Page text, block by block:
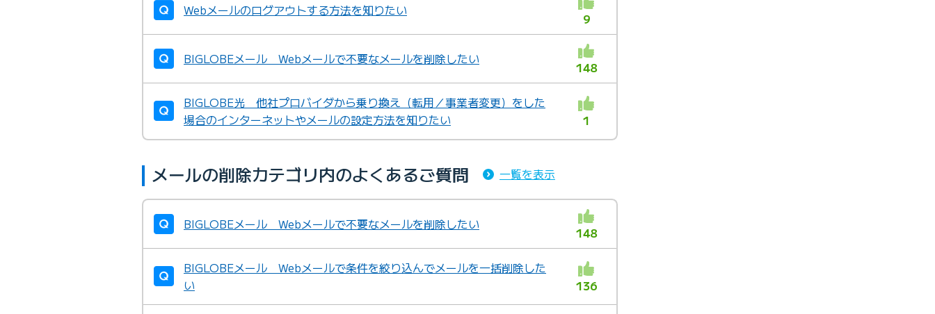
Webメールのログアウトする方法を知りたい
9
BIGLOBEメール Webメールで不要なメールを削除したい
148
BIGLOBE光 他社プロバイダから乗り換え（転用／事業者変更）をした
場合のインターネットやメールの設定方法を知りたい
1
メールの削除カテゴリ内のよくあるご質問 一覧を表示
BIGLOBEメール Webメールで不要なメールを削除したい
148
BIGLOBEメール Webメールで条件を絞り込んでメールを一括削除した
い
136